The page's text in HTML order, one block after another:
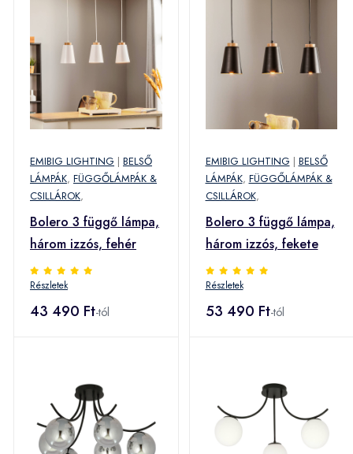
EMIBIG LIGHTING | BELSŐ
LÁMPÁK, FÜGGŐLÁMPÁK &
CSILLÁROK,
Bolero 3 függő lámpa,
három izzós, fehér
Részletek
43 490 Ft-tól
EMIBIG LIGHTING | BELSŐ
LÁMPÁK, FÜGGŐLÁMPÁK &
CSILLÁROK,
Bolero 3 függő lámpa,
három izzós, fekete
Részletek
53 490 Ft-tól